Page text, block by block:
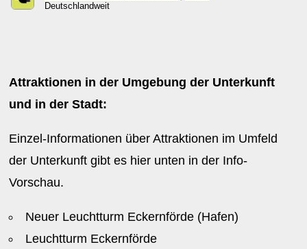
Deutschlandweit
Attraktionen in der Umgebung der Unterkunft
und in der Stadt:
Einzel-Informationen über Attraktionen im Umfeld
der Unterkunft gibt es hier unten in der Info-
Vorschau.
Neuer Leuchtturm Eckernförde (Hafen)
Leuchtturm Eckernförde